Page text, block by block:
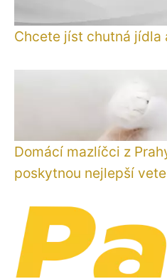
Chcete jíst chutná jídla
Domácí mazlíčci z
poskytnou nejlepší